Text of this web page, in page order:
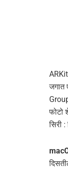
जगात
फोटो
सिरी